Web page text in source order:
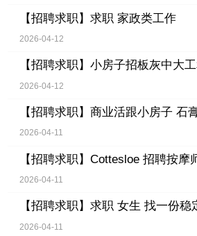
【招聘求职】 求职 家政类工作
2026-04-12
【招聘求职】 小房子招板灰中大
2026-04-12
【招聘求职】 商业活跟小房子 石
2026-04-11
【招聘求职】 Cottesloe 招聘按摩
2026-04-11
【招聘求职】 求职 女生 找一份稳
2026-04-11